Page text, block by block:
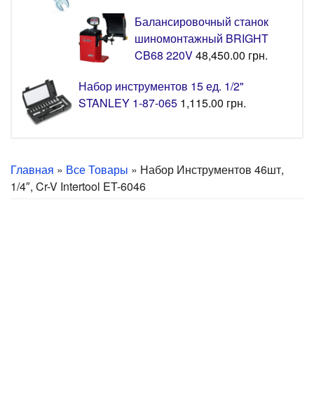
Балансировочный станок
шиномонтажный BRIGHT
CB68 220V48,450.00 грн.
Набор инструментов 15 ед. 1/2"
STANLEY 1-87-065 1,115.00 грн.
Главная » Все Товары » Набор Инструментов 46шт,
1/4″, Cr-V Intertool ET-6046